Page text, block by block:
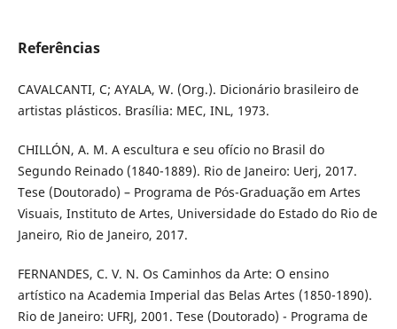
Referências
CAVALCANTI, C; AYALA, W. (Org.). Dicionário brasileiro de
artistas plásticos. Brasília: MEC, INL, 1973.
CHILLÓN, A. M. A escultura e seu ofício no Brasil do
Segundo Reinado (1840-1889). Rio de Janeiro: Uerj, 2017.
Tese (Doutorado) – Programa de Pós-Graduação em Artes
Visuais, Instituto de Artes, Universidade do Estado do Rio de
Janeiro, Rio de Janeiro, 2017.
FERNANDES, C. V. N. Os Caminhos da Arte: O ensino
artístico na Academia Imperial das Belas Artes (1850-1890).
Rio de Janeiro: UFRJ, 2001. Tese (Doutorado) - Programa de